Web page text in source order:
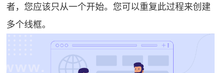
者，您应该只从一个开始。您可以重复此过程来创建
多个线框。